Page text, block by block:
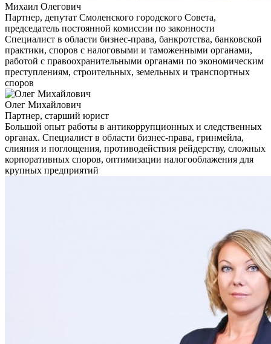
Михаил Олегович
Партнер, депутат Смоленского городского Совета,
председатель постоянной комиссии по законности
Специалист в области бизнес-права, банкротства, банковской
практики, споров с налоговыми и таможенными органами,
работой с правоохранительными органами по экономическим
преступлениям, строительных, земельных и транспортных
споров
Олег Михайлович
Партнер, старший юрист
Большой опыт работы в антикоррупционных и следственных
органах. Специалист в области бизнес-права, гринмейла,
слияния и поглощения, противодействия рейдерству, сложных
корпоративных споров, оптимизации налогооблажения для
крупных предприятий